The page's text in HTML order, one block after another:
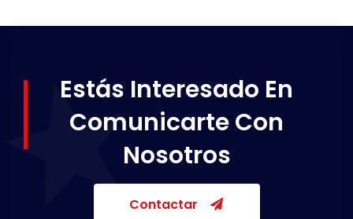
Estás Interesado En
Comunicarte Con
Nosotros
Contactar